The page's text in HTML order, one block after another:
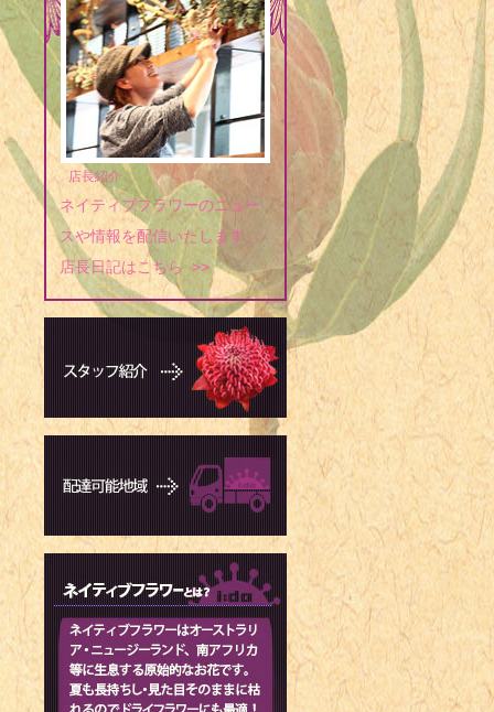
店長紹介
ネイティブフラワーのニュー
スや情報を配信いたします。
店長日記はこちら >>